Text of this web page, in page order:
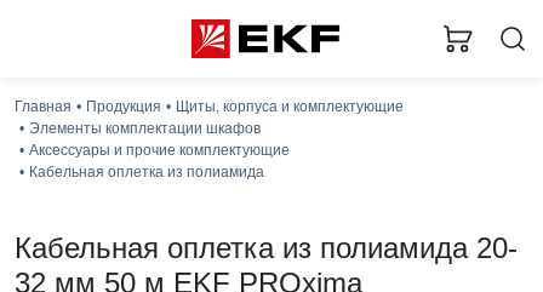
Главная Продукция
Щиты, корпуса и комплектующие
Элементы комплектации шкафов
Аксессуары и прочие комплектующие
Кабельная оплетка из полиамида
Кабельная оплетка из полиамида 20-
32 мм 50 м EKF PROxima